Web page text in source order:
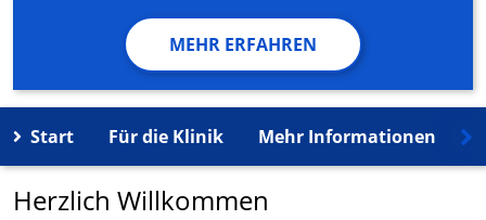
MEHR ERFAHREN
Start Für die Klinik Mehr Informationen
Herzlich Willkommen